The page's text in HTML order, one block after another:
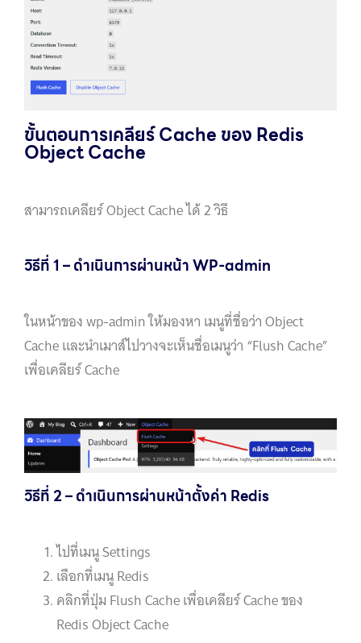
ขั้นตอนการเคลียร์ Cache ของ Redis
Object Cache
สามารถเคลียร์ Object Cache ได้ 2 วิธี
วิธีที่ 1 – ดำเนินการผ่านหน้า WP-admin
ในหน้าของ wp-admin ให้มองหา เมนูที่ชื่อว่า Object
Cache และนำเมาส์ไปวางจะเห็นชื่อเมนูว่า “Flush Cache”
เพื่อเคลียร์ Cache
วิธีที่ 2 – ดำเนินการผ่านหน้าตั้งค่า Redis
ไปที่เมนู Settings
เลือกที่เมนู Redis
คลิกที่ปุ่ม Flush Cache เพื่อเคลียร์ Cache ของ
Redis Object Cache